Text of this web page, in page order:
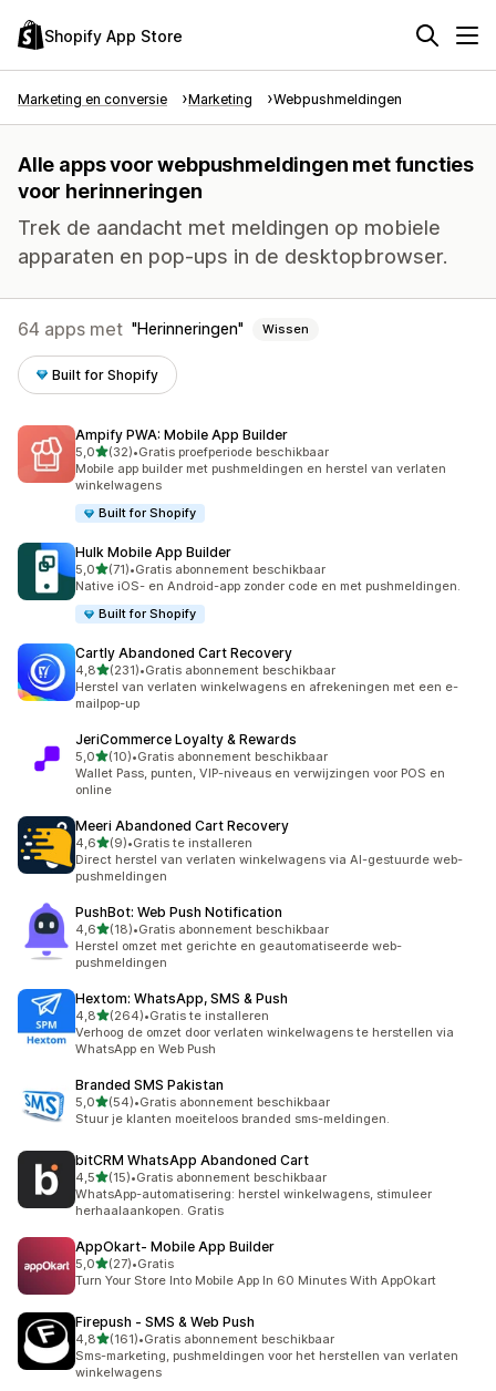
Shopify App Store
Marketing en conversie Marketing Webpushmeldingen
Alle apps voor webpushmeldingen met functies
voor herinneringen
Trek de aandacht met meldingen op mobiele
apparaten en pop-ups in de desktopbrowser.
64 apps met Herinneringen Wissen
Built for Shopify
Ampify PWA: Mobile App Builder
5,0van 5 sterren
(32)
32 recensies in totaal
•Gratis proefperiode beschikbaar
Mobile app builder met pushmeldingen en herstel van verlaten
winkelwagens
Built for Shopify
Hulk Mobile App Builder
5,0van 5 sterren
(71)
71 recensies in totaal
•Gratis abonnement beschikbaar
Native iOS- en Android-app zonder code en met pushmeldingen.
Built for Shopify
Cartly Abandoned Cart Recovery
4,8van 5 sterren
(231)
231 recensies in totaal
•Gratis abonnement beschikbaar
Herstel van verlaten winkelwagens en afrekeningen met een e-
mailpop-up
JeriCommerce Loyalty & Rewards
5,0van 5 sterren
(10)
10 recensies in totaal
•Gratis abonnement beschikbaar
Wallet Pass, punten, VIP-niveaus en verwijzingen voor POS en
online
Meeri Abandoned Cart Recovery
4,6van 5 sterren
(9)
9 recensies in totaal
•Gratis te installeren
Direct herstel van verlaten winkelwagens via AI-gestuurde web-
pushmeldingen
PushBot: Web Push Notification
4,6van 5 sterren
(18)
18 recensies in totaal
•Gratis abonnement beschikbaar
Herstel omzet met gerichte en geautomatiseerde web-
pushmeldingen
Hextom: WhatsApp, SMS & Push
4,8van 5 sterren
(264)
264 recensies in totaal
•Gratis te installeren
Verhoog de omzet door verlaten winkelwagens te herstellen via
WhatsApp en Web Push
Branded SMS Pakistan
5,0van 5 sterren
(54)
54 recensies in totaal
•Gratis abonnement beschikbaar
Stuur je klanten moeiteloos branded sms-meldingen.
bitCRM WhatsApp Abandoned Cart
4,5van 5 sterren
(15)
15 recensies in totaal
•Gratis abonnement beschikbaar
WhatsApp-automatisering: herstel winkelwagens, stimuleer
herhaalaankopen. Gratis
AppOkart‑ Mobile App Builder
5,0van 5 sterren
(27)
27 recensies in totaal
•Gratis
Turn Your Store Into Mobile App In 60 Minutes With AppOkart
Firepush ‑ SMS & Web Push
4,8van 5 sterren
(161)
161 recensies in totaal
•Gratis abonnement beschikbaar
Sms-marketing, pushmeldingen voor het herstellen van verlaten
winkelwagens